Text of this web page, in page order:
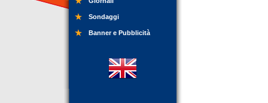
Sondaggi
Banner e Pubblicità